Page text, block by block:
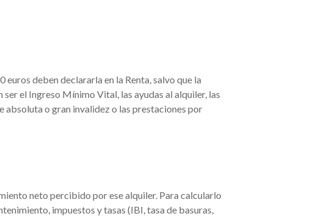
deben declararla en la Renta, salvo que la
el Ingreso Mínimo Vital, las ayudas al alquiler, las
absoluta o gran invalidez o las prestaciones por
neto percibido por ese alquiler. Para calcularlo
impuestos y tasas (IBI, tasa de basuras,